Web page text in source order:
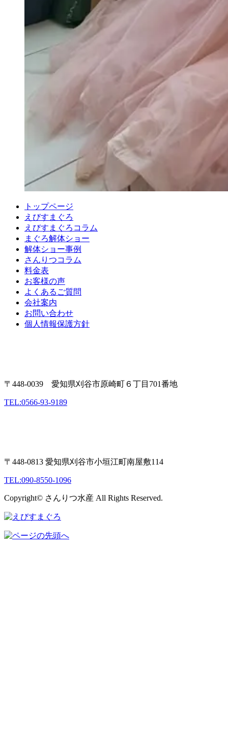
トップページ
えびすまぐろ
えびすまぐろコラム
まぐろ解体ショー
解体ショー事例
さんりつコラム
料金表
お客様の声
よくあるご質問
会社案内
お問い合わせ
個人情報保護方針
〒448-0039 愛知県刈谷市原崎町６丁目701番地
TEL:0566-93-9189
〒448-0813 愛知県刈谷市小垣江町南屋敷114
TEL:090-8550-1096
Copyright© さんりつ水産 All Rights Reserved.